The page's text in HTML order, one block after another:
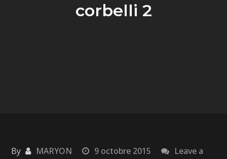
corbelli 2
By MARYON 9 octobre 2015
Leave a